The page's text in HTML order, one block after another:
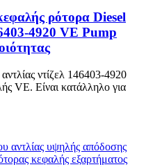
ρότορα Diesel
4920 VE Pump
ντίζελ 146403-4920
VE. Είναι κατάλληλο για